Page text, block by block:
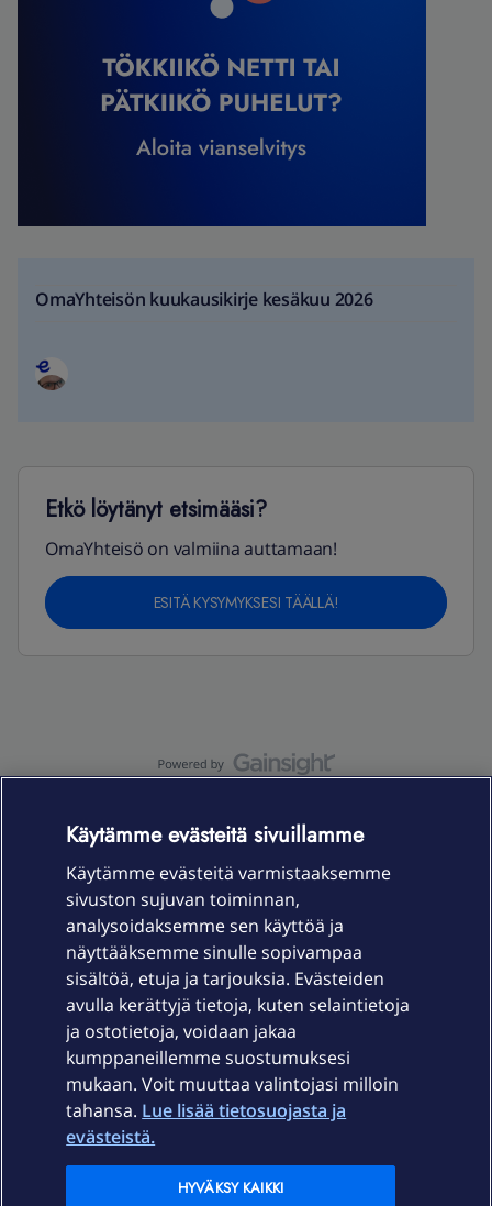
OmaYhteisön kuukausikirje kesäkuu 2026
Etkö löytänyt etsimääsi?
OmaYhteisö on valmiina auttamaan!
ESITÄ KYSYMYKSESI TÄÄLLÄ!
Laitteet & liittymät
Palvelut
Ajankohtaista
Elisa Oyj
Käytämme evästeitä sivuillamme
Käytämme evästeitä varmistaaksemme
sivuston sujuvan toiminnan,
analysoidaksemme sen käyttöä ja
näyttääksemme sinulle sopivampaa
sisältöä, etuja ja tarjouksia. Evästeiden
avulla kerättyjä tietoja, kuten selaintietoja
ja ostotietoja, voidaan jakaa
kumppaneillemme suostumuksesi
mukaan. Voit muuttaa valintojasi milloin
tahansa. Lue lisää tietosuojasta ja
evästeistä.
HYVÄKSY KAIKKI